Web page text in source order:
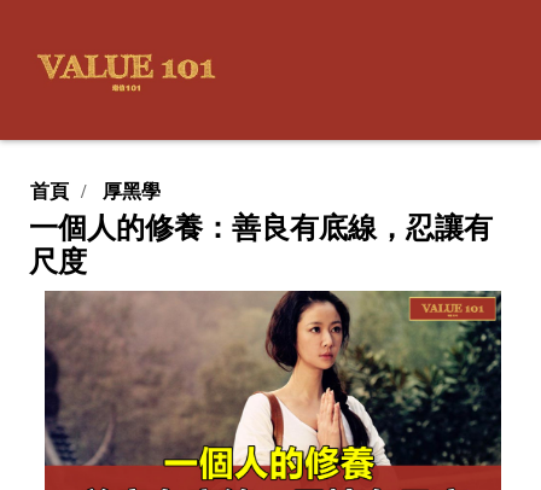
首頁 厚黑學
一個人的修養：善良有底線，忍讓有
尺度